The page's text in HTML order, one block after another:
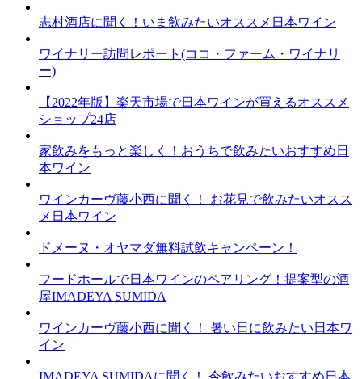
志村酒店に聞く！いま飲みたいオススメ日本ワイン
ワイナリー訪問レポート(ココ・ファーム・ワイナリ
ー)
【2022年版】楽天市場で日本ワインが買えるオススメ
ショップ24店
家飲みをもっと楽しく！おうちで飲みたいおすすめ日
本ワイン
ワインカーヴ藤小西に聞く！ お花見で飲みたいオスス
メ日本ワイン
ドメーヌ・オヤマダ無料試飲キャンペーン！
フードホールで日本ワインのペアリング！提案型の酒
屋IMADEYA SUMIDA
ワインカーヴ藤小西に聞く！ 暑い日に飲みたい日本ワ
イン